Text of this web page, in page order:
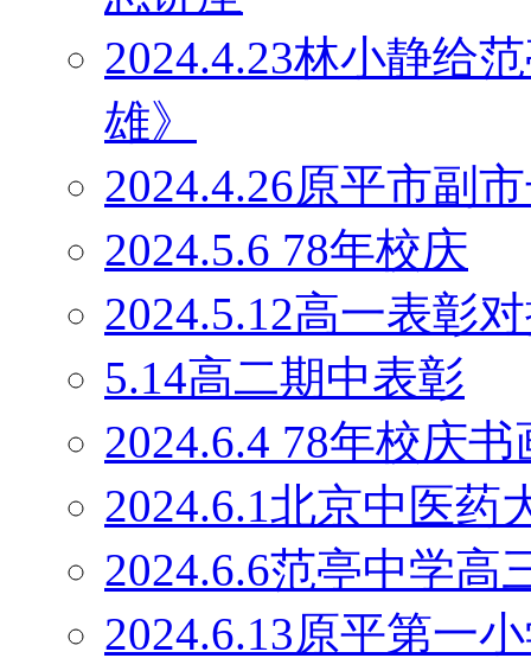
2024.4.23林小静给
雄》
2024.4.26原平市副
2024.5.6 78年校庆
2024.5.12高一表彰
5.14高二期中表彰
2024.6.4 78年校庆书
2024.6.1北京中医药
2024.6.6范亭中学高
2024.6.13原平第一